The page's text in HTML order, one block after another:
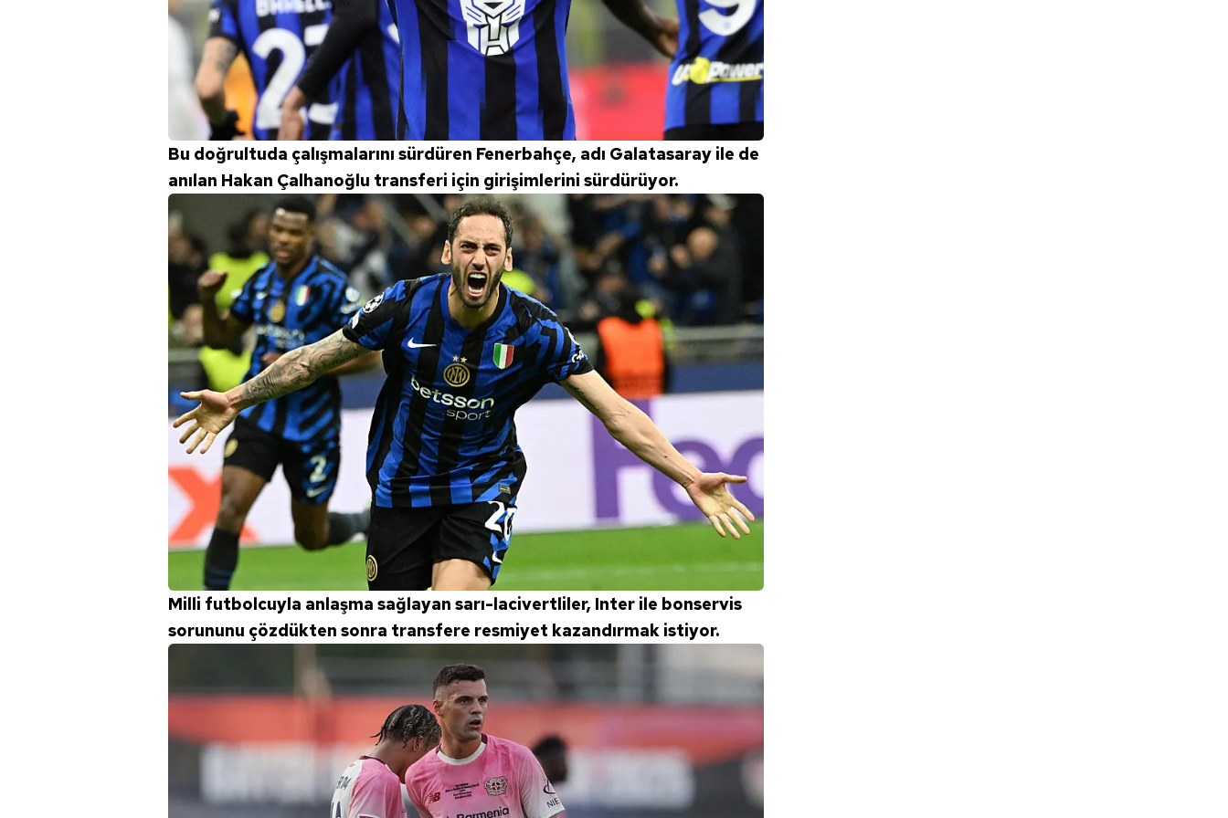
mevzuata uygun olarak kullanılan çerezlerle ilgili bilgi almak için lütfen
tıklayınız.
Bu doğrultuda çalışmalarını sürdüren Fenerbahçe, adı Galatasaray ile de
anılan Hakan Çalhanoğlu transferi için girişimlerini sürdürüyor.
Milli futbolcuyla anlaşma sağlayan sarı-lacivertliler, Inter ile bonservis
sorununu çözdükten sonra transfere resmiyet kazandırmak istiyor.